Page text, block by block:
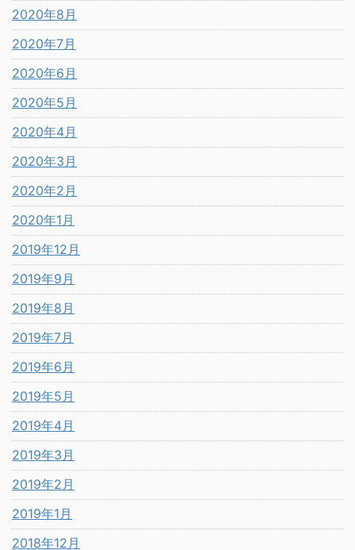
2020年8月
2020年7月
2020年6月
2020年5月
2020年4月
2020年3月
2020年2月
2020年1月
2019年12月
2019年9月
2019年8月
2019年7月
2019年6月
2019年5月
2019年4月
2019年3月
2019年2月
2019年1月
2018年12月